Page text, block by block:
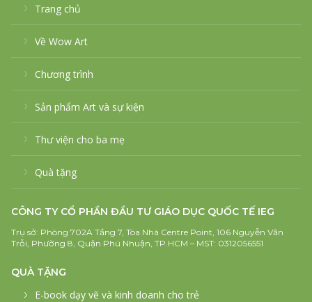
Trang chủ
Về Wow Art
Chương trình
Sản phẩm Art và sự kiện
Thư viện cho ba mẹ
Quà tặng
CÔNG TY CỔ PHẦN ĐẦU TƯ GIÁO DỤC QUỐC TẾ IEG
Trụ sở: Phòng 702A Tầng 7, Tòa Nhà Centre Point, 106 Nguyễn Văn
Trỗi, Phường 8, Quận Phú Nhuận, TP.HCM – MST: 0312056551
QUÀ TẶNG
E-book dạy vẽ và kinh doanh cho trẻ